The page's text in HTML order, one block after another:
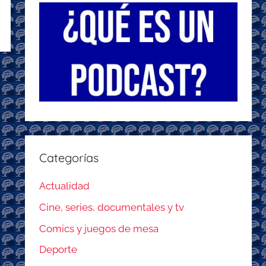
Categorías
Actualidad
Cine, series, documentales y tv
Comics y juegos de mesa
Deporte